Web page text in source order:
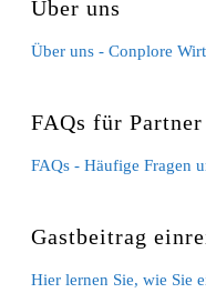
Über uns
Über uns - Conplore
FAQs für
FAQs - Häufige Fragen
Gastbeitrag
Hier lernen Sie, wie Sie